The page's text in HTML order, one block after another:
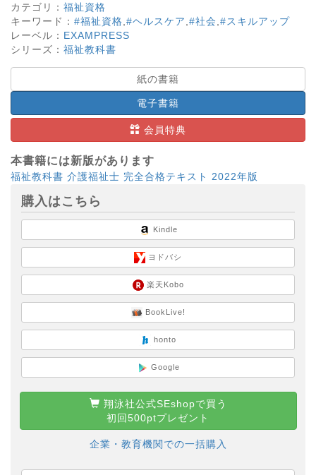
カテゴリ： 福祉資格
キーワード： #福祉資格 #ヘルスケア #社会 #スキルアップ
レーベル： EXAMPRESS
シリーズ： 福祉教科書
紙の書籍
電子書籍
会員特典
本書籍には新版があります
福祉教科書 介護福祉士 完全合格テキスト 2022年版
購入はこちら
Kindle
ヨドバシ
楽天Kobo
BookLive!
honto
Google
翔泳社公式SEshopで買う
初回500ptプレゼント
企業・教育機関での一括購入